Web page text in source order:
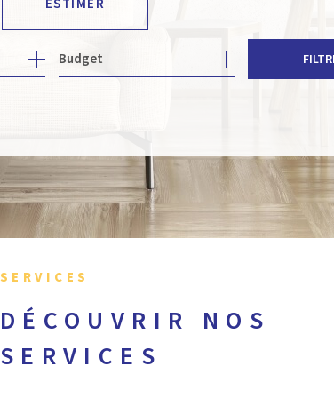
Budget
SERVICES
DÉCOUVRIR NOS
SERVICES